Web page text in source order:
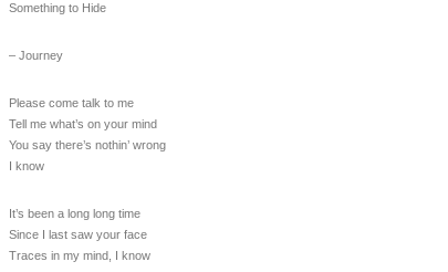
Something to Hide
– Journey
Please come talk to me
Tell me what’s on your mind
You say there’s nothin’ wrong
I know
It’s been a long long time
Since I last saw your face
Traces in my mind, I know